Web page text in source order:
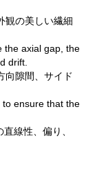
観の美しい繊細
the axial gap, the
drift.
向隙間、サイド
ensure that the
線性、偏り、